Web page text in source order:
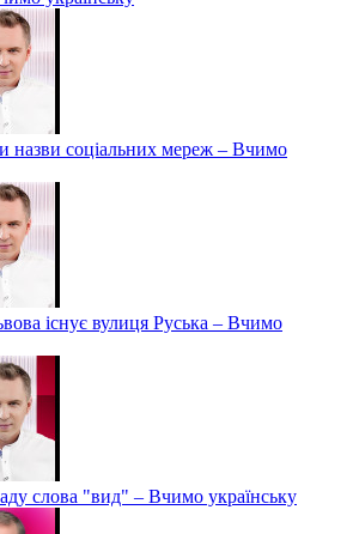
назви соціальних мереж – Вчимо
існує вулиця Руська – Вчимо
слова "вид" – Вчимо українську